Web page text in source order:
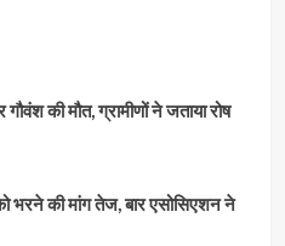
की मौत, ग्रामीणों ने जताया रोष
भरने की मांग तेज, बार एसोसिएशन ने